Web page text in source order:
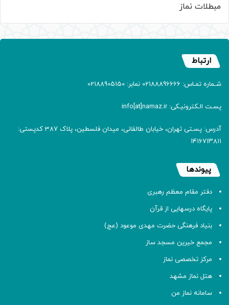
مبطلات نماز
ارتباط
شـماره تمـاس: 02188896666 نمابر: 02188905150
پسـت الـکترونیـکی: info[at]namaz.ir
آدرس: پسـتی تهران، خیابان طالقانی، میدان فلسطین، پلاک 387 کدپستی:
۱۴۱۶۷۱۳۸۱۱
پیوندها
دفتر مقام معظم رهبری
پایگاه درسهایی از قرآن
بنیاد فرهنگی حضرت مهدی موعود (عج)
مجمع خیرین مسجد ساز
مرکز تخصصی نماز
هتل نماز مشهد
سامانه نماز من